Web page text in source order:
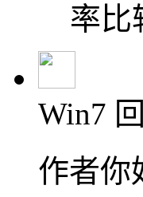
率比
Win7
作者你